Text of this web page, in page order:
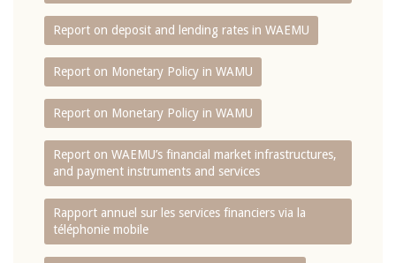
Report on deposit and lending rates in WAEMU
Report on Monetary Policy in WAMU
Report on Monetary Policy in WAMU
Report on WAEMU’s financial market infrastructures,
and payment instruments and services
Rapport annuel sur les services financiers via la
téléphonie mobile